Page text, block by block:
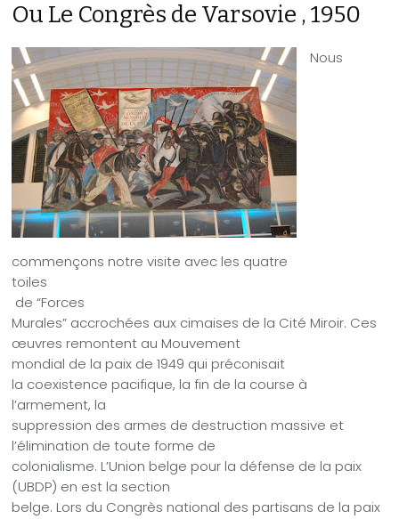
Ou Le Congrès de Varsovie , 1950
Nous
commençons notre visite avec les quatre
toiles
de “Forces
Murales” accrochées aux cimaises de la Cité Miroir. Ces
œuvres remontent au Mouvement
mondial de la paix de 1949 qui préconisait
la coexistence pacifique, la fin de la course à
l’armement, la
suppression des armes de destruction massive et
l’élimination de toute forme de
colonialisme. L’Union belge pour la défense de la paix
(UBDP) en est la section
belge. Lors du Congrès national des partisans de la paix